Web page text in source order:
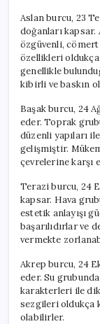
Aslan burcu, 23
doğanları
özgüvenli,
özellikleri oldukça
genellikle
kibirli ve baskın
Başak burcu, 24
eder. Toprak
düzenli yapıları
gelişmiştir.
çevrelerine karşı
Terazi burcu, 24
kapsar. Hava
estetik anlayışı
başarılıdırlar ve
vermekte
Akrep burcu, 24
eder. Su
karakterleri ile
sezgileri oldukça
olabilirler.